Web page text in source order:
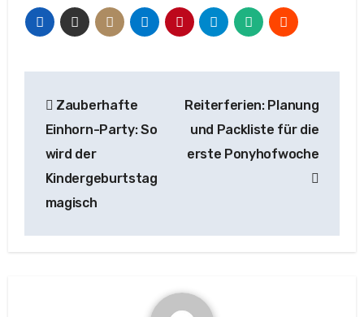
Zauberhafte
Einhorn-Party: So
wird der
Kindergeburtstag
magisch
Reiterferien: Planung
und Packliste für die
erste Ponyhofwoche